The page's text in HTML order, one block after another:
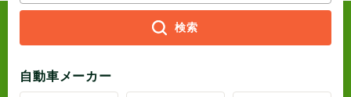
検索
自動車メーカー